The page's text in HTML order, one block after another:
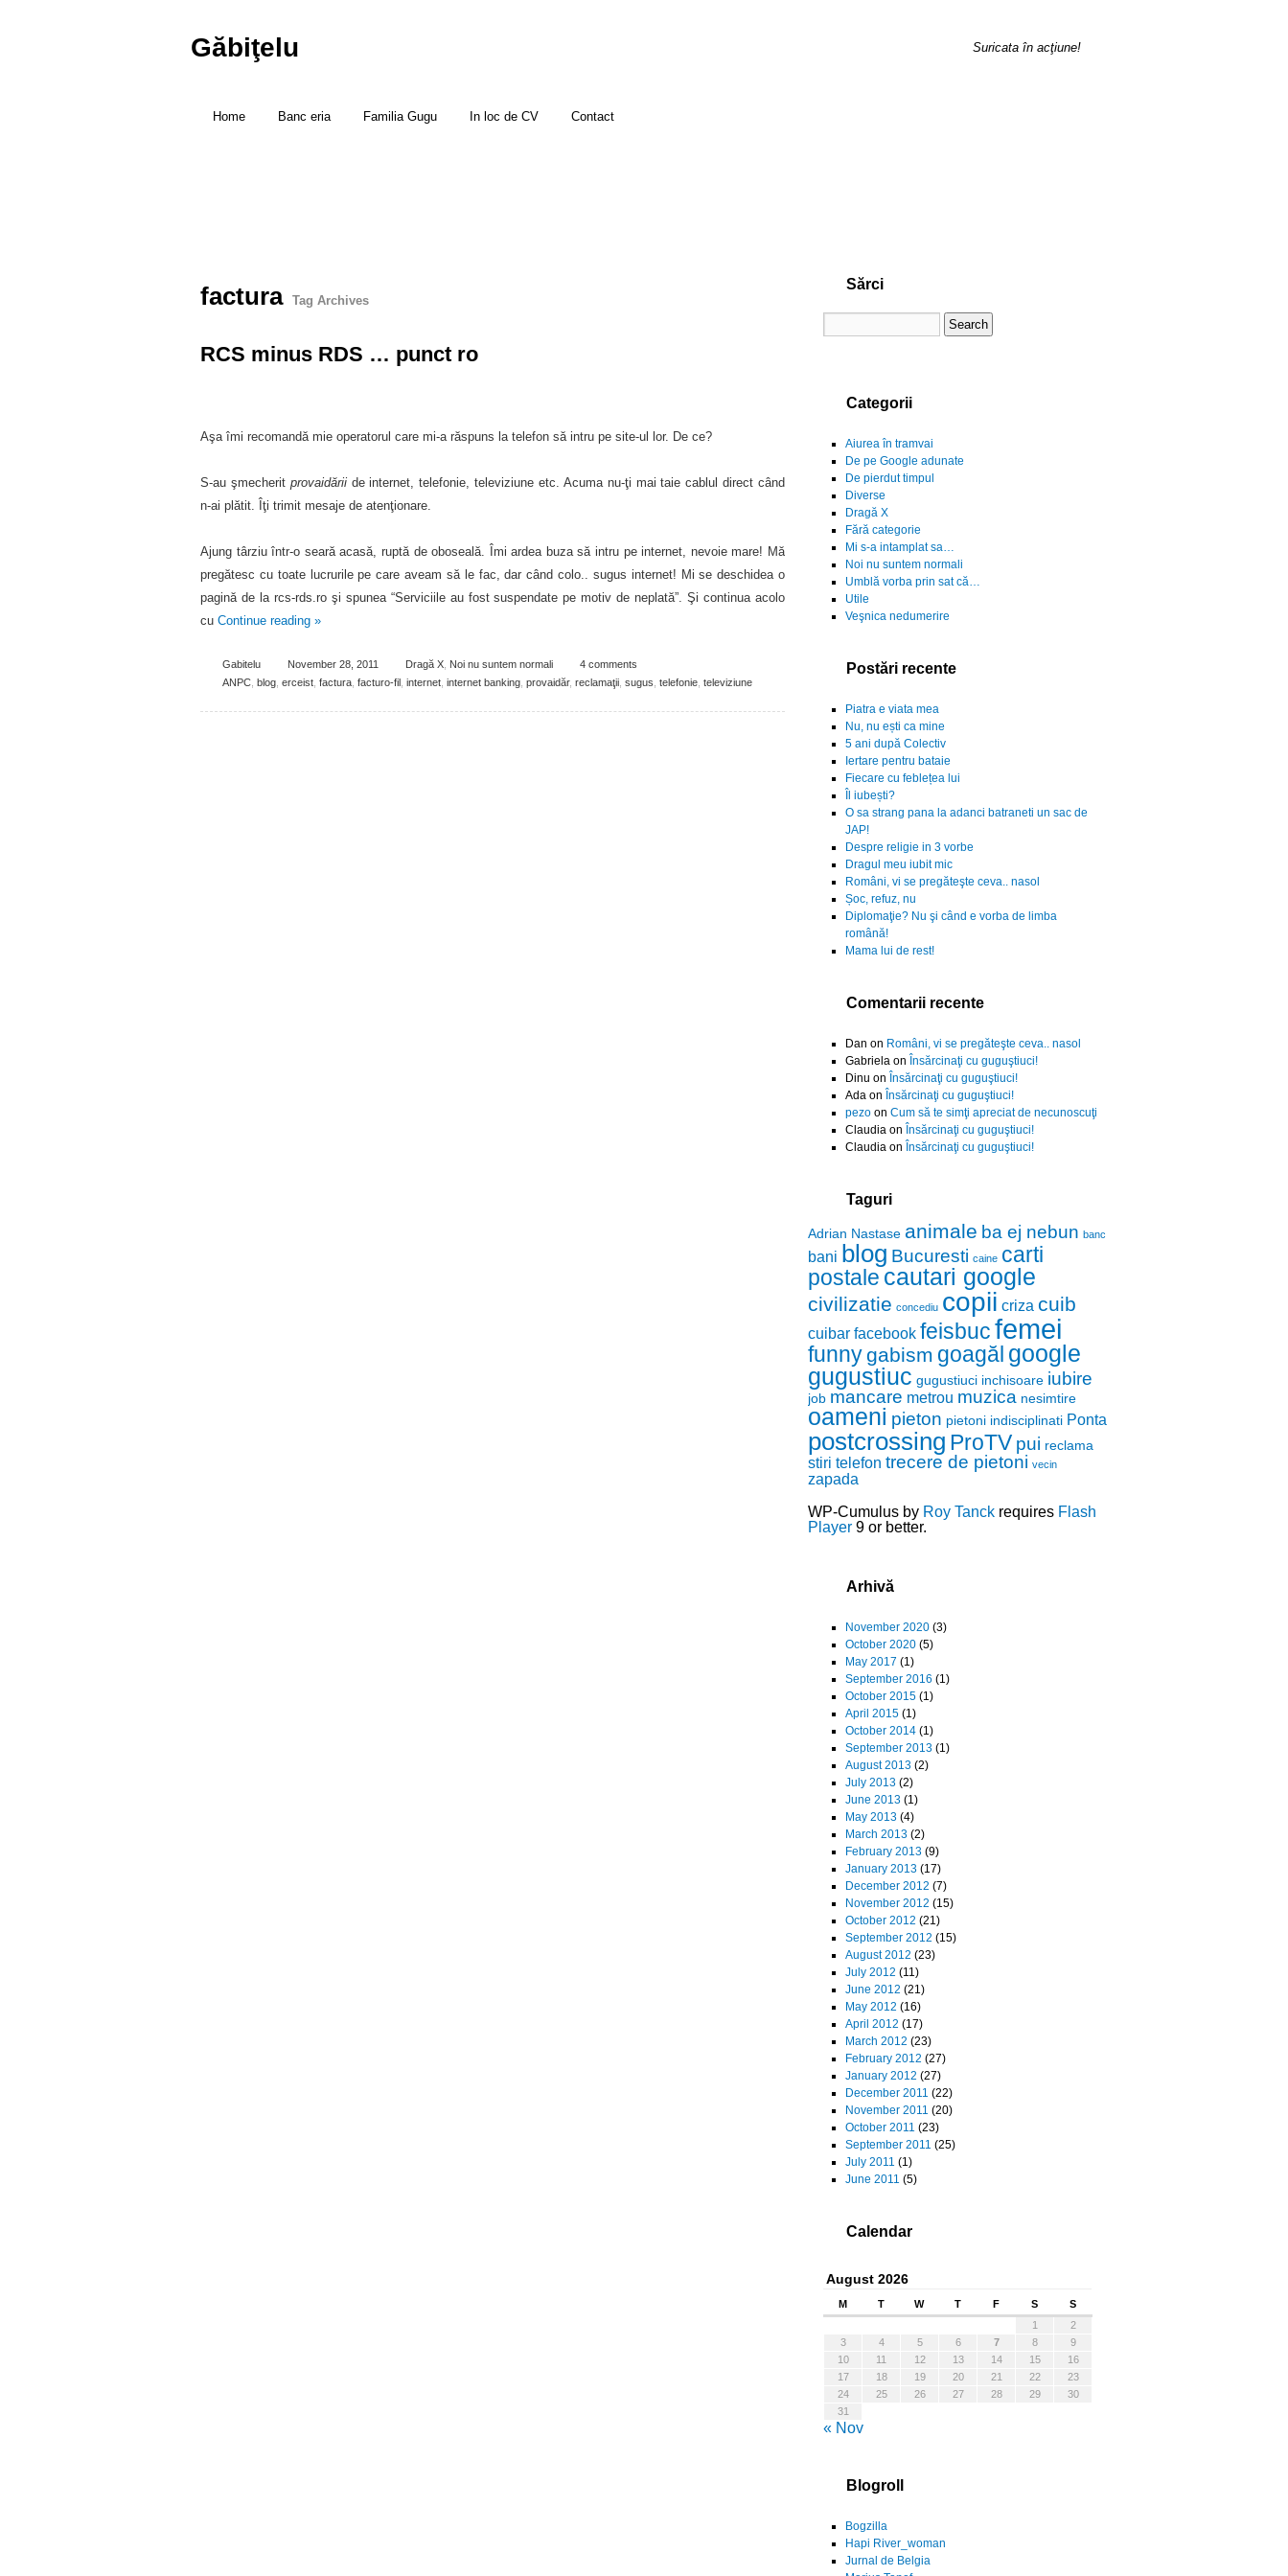
Găbiţelu Suricata în acţiune!
Home Banc eria Familia Gugu In loc de CV Contact
factura Tag Archives
RCS minus RDS … punct ro
Aşa îmi recomandă mie operatorul care mi-a răspuns la telefon să intru pe site-ul lor. De ce?
S-au şmecherit provaidăriide internet, telefonie, televiziune etc. Acuma nu-ţi mai taie cablul direct când
n-ai plătit. Îţi trimit mesaje de atenţionare.
Ajung târziu într-o seară acasă, ruptă de oboseală. Îmi ardea buza să intru pe internet, nevoie mare! Mă
pregătesc cu toate lucrurile pe care aveam să le fac, dar când colo.. sugus internet! Mi se deschidea o
pagină de la rcs-rds.ro şi spunea “Serviciile au fost suspendate pe motiv de neplată”. Şi continua acolo
cu Continue reading »
Gabitelu November 28, 2011 Dragă X Noi nu suntem normali
4 comments
ANPC blog erceist factura facturo-fil internet internet banking provaidăr, reclamaţii sugus telefonie televiziune
Sărci
Categorii
Aiurea în tramvai
De pe Google adunate
De pierdut timpul
Diverse
Dragă X
Fără categorie
Mi s-a intamplat sa…
Noi nu suntem normali
Umblă vorba prin sat că…
Utile
Veşnica nedumerire
Postări recente
Piatra e viata mea
Nu, nu ești ca mine
5 ani după Colectiv
Iertare pentru bataie
Fiecare cu feblețea lui
Îl iubești?
O sa strang pana la adanci batraneti un sac de
JAP!
Despre religie in 3 vorbe
Dragul meu iubit mic
Români, vi se pregăteşte ceva.. nasol
Șoc, refuz, nu
Diplomaţie? Nu şi când e vorba de limba
română!
Mama lui de rest!
Comentarii recente
Dan on Români, vi se pregăteşte ceva.. nasol
Gabrielaon Însărcinaţi cu guguştiuci!
Dinu on Însărcinaţi cu guguştiuci!
Adaon Însărcinaţi cu guguştiuci!
pezoon Cum să te simţi apreciat de necunoscuţi
Claudiaon Însărcinaţi cu guguştiuci!
Claudiaon Însărcinaţi cu guguştiuci!
Taguri
Adrian Nastase animale ba ej nebun banc
bani blog Bucuresti caine carti
postale cautari google
civilizatie concediu copii criza cuib
cuibar facebook feisbucfemei
funnygabism goagăl google
gugustiuc gugustiuci inchisoare iubire
job mancare metrou muzica nesimtire
oameni pieton pietoni indisciplinati Ponta
postcrossing ProTV pui reclama
stiri telefon trecere de pietoni vecin
zapada
WP-Cumulus by Roy Tanck requires Flash
Player 9 or better.
Arhivă
November 2020(3)
October 2020(5)
May 2017 (1)
September 2016 (1)
October 2015(1)
April 2015(1)
October 2014(1)
September 2013(1)
August 2013(2)
July 2013(2)
June 2013(1)
May 2013(4)
March 2013(2)
February 2013(9)
January 2013(17)
December 2012 (7)
November 2012 (15)
October 2012 (21)
September 2012 (15)
August 2012 (23)
July 2012 (11)
June 2012 (21)
May 2012 (16)
April 2012 (17)
March 2012 (23)
February 2012 (27)
January 2012 (27)
December 2011 (22)
November 2011 (20)
October 2011 (23)
September 2011 (25)
July 2011 (1)
June 2011 (5)
Calendar
August 2026
M T W T F S
S
1
2
3
4 5 6 7 8
9
10
11 12 13 14 15
16
17
18 19 20 21 22
23
24
25 26 27 28 29
30
31
« Nov
Blogroll
Bogzilla
Hapi River_woman
Jurnal de Belgia